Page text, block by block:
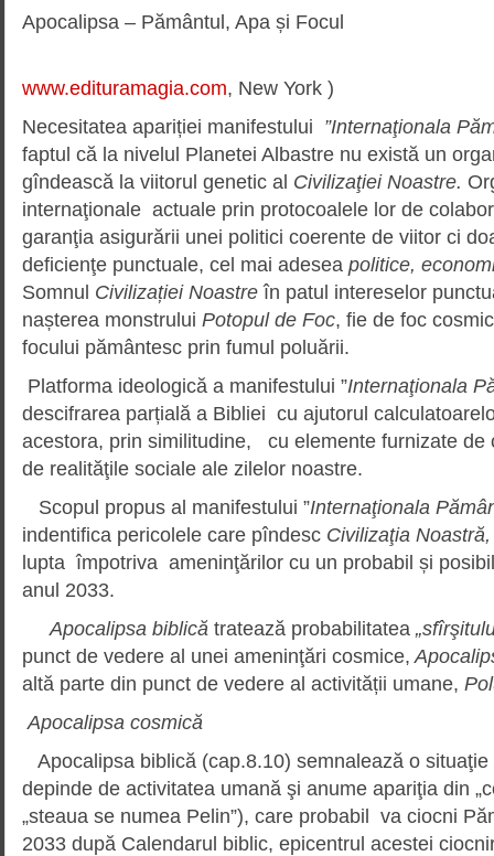
Apocalipsa – Pământul, Apa și Focul
www.edituramagia.com, New York )
Necesitatea apariției manifestului ”Internaţionala
faptul că la nivelul Planetei Albastre nu există un
gîndească la viitorul genetic al Civilizaţiei Noastre.
internaţionale actuale prin protocoalele lor de
garanţia asigurării unei politici coerente de viitor ci
deficienţe punctuale, cel mai adesea politice,
Somnul Civilizației Noastreîn patul intereselor
nașterea monstrului Potopul de Foc, fie de foc
focului pământesc prin fumul poluării.
Platforma ideologică a manifestului ”Internaţionala
descifrarea parțială a Bibliei cu ajutorul
acestora, prin similitudine, cu elemente furnizate de
de realităţile sociale ale zilelor noastre.
Scopul propus al manifestului ”Internaţionala
indentifica pericolele care pîndesc Civilizaţia Noastră,
lupta împotriva ameninţărilor cu un probabil și
anul 2033.
Apocalipsa biblică tratează probabilitatea
punct de vedere al unei ameninţări cosmice,
altă parte din punct de vedere al activității umane,
Apocalipsa cosmică
Apocalipsa biblică (cap.8.10) semnalează o
depinde de activitatea umană şi anume apariţia din
„steaua se numea Pelin”), care probabil va ciocni
2033 după Calendarul biblic, epicentrul acestei